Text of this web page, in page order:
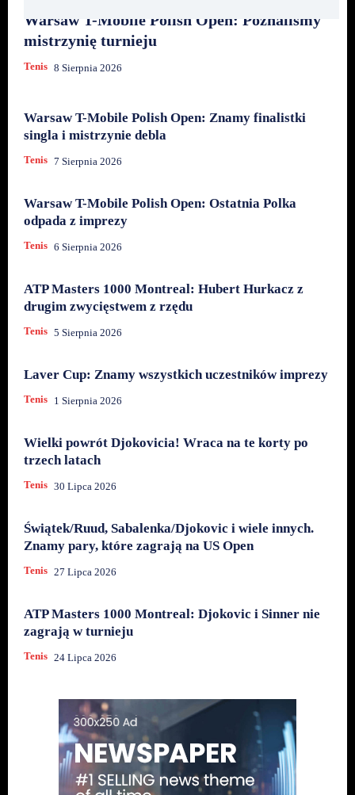
Warsaw T-Mobile Polish Open: Poznaliśmy
mistrzynię turnieju
Tenis 8 Sierpnia 2026
Warsaw T-Mobile Polish Open: Znamy finalistki
singla i mistrzynie debla
Tenis 7 Sierpnia 2026
Warsaw T-Mobile Polish Open: Ostatnia Polka
odpada z imprezy
Tenis 6 Sierpnia 2026
ATP Masters 1000 Montreal: Hubert Hurkacz z
drugim zwycięstwem z rzędu
Tenis 5 Sierpnia 2026
Laver Cup: Znamy wszystkich uczestników imprezy
Tenis 1 Sierpnia 2026
Wielki powrót Djokovicia! Wraca na te korty po
trzech latach
Tenis 30 Lipca 2026
Świątek/Ruud, Sabalenka/Djokovic i wiele innych.
Znamy pary, które zagrają na US Open
Tenis 27 Lipca 2026
ATP Masters 1000 Montreal: Djokovic i Sinner nie
zagrają w turnieju
Tenis 24 Lipca 2026